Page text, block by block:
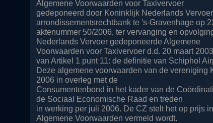
Algemene Voorwaarden voor Taxivervoer
gedeponeerd door Koninklijk Nederlands
arrondissementsrechtbank te 's-Gravenhage op
aktenummer 50/2006, ter vervanging en
Nederlands Vervoer gedeponeerde Algemene
Voorwaarden voor Taxivervoer d.d. 20 maart
van Artikel 1 punt 11: de definitie van Schiphol
Deze algemene voorwaarden van de vereniging
2006 in overleg met de
Consumentenbond in het kader van de
de Sociaal Economische Raad en treden
in werking per juli 2006. De CZ stelt het op prijs
Algemene Voorwaarden vermeld wordt.